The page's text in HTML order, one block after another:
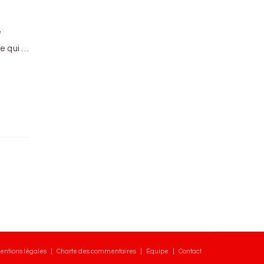
qui …
légales Charte des commentaires Equipe Contact